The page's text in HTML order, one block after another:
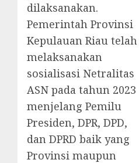
dilaksanakan.
Pemerintah Provinsi
Kepulauan Riau telah
melaksanakan
sosialisasi Netralitas
ASN pada tahun 2023
menjelang Pemilu
Presiden, DPR, DPD,
dan DPRD baik yang
Provinsi maupun